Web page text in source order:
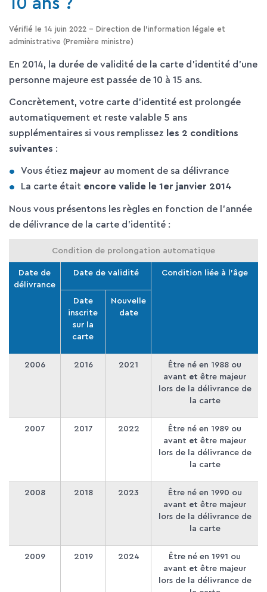
Vérifié le 14 juin 2022 - Direction de l'information légale et
administrative (Première ministre)
En 2014, la durée de validité de la carte d'identité d'une
personne majeure est passée de 10 à 15 ans.
Concrètement, votre carte d'identité est prolongée
automatiquement et reste valable 5 ans
supplémentaires si vous remplissez les 2 conditions
suivantes :
Vous étiez majeur au moment de sa délivrance
La carte était encore valide le 1er janvier 2014
Nous vous présentons les règles en fonction de l'année
de délivrance de la carte d'identité :
Condition de prolongation automatique
Date de
délivrance
Date de validité Condition liée à l'âge
Date
inscrite
sur la
carte
Nouvelle
date
2006 2016 2021
Être né en 1988 ou
avant et être majeur
lors de la délivrance de
la carte
2007 2017 2022
Être né en 1989 ou
avant et être majeur
lors de la délivrance de
la carte
2008 2018 2023
Être né en 1990 ou
avant et être majeur
lors de la délivrance de
la carte
2009 2019 2024
Être né en 1991 ou
avant et être majeur
lors de la délivrance de